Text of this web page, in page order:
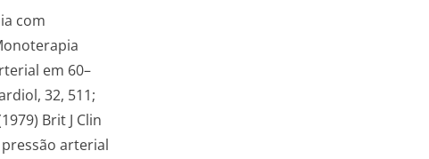
com
em 60–
32, 511;
Brit J Clin
arterial